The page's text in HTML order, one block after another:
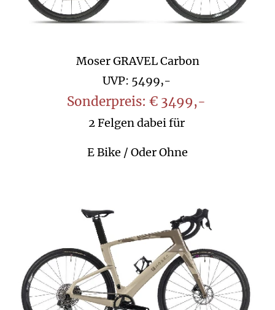
Moser GRAVEL Carbon
UVP: 5499,-
Sonderpreis: € 3499,-
2 Felgen dabei für
E Bike / Oder Ohne